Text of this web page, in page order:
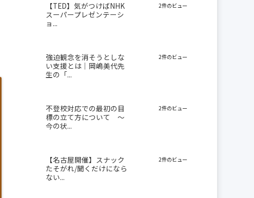
【TED】気がつけばNHK
スーパープレゼンテーシ
ョ...
2件のビュー
強迫観念を消そうとしな
い支援とは｜岡嶋美代先
生の「...
2件のビュー
不登校対応での最初の目
標の立て方について 〜
今の状...
2件のビュー
【名古屋開催】スナック
たそがれ/聞くだけになら
ない...
2件のビュー